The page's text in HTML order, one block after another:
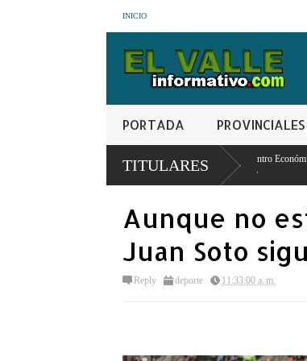
INICIO
PORTADA PROVINCIALES
TITULARES
Encuesta del Centro Económico del Cibao PRM 41.1 %,
ninguno 22.7 %
Aunque no
Juan Soto
Reply deporte 11:33:00 a. m.